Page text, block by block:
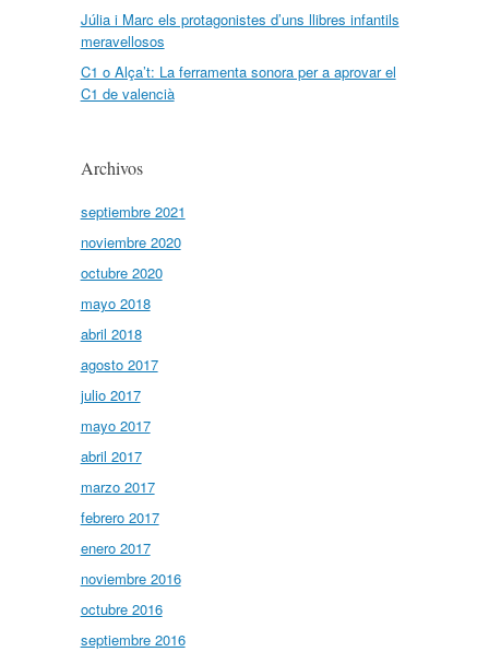
Júlia i Marc els protagonistes d’uns llibres infantils
meravellosos
C1 o Alça’t: La ferramenta sonora per a aprovar el
C1 de valencià
Archivos
septiembre 2021
noviembre 2020
octubre 2020
mayo 2018
abril 2018
agosto 2017
julio 2017
mayo 2017
abril 2017
marzo 2017
febrero 2017
enero 2017
noviembre 2016
octubre 2016
septiembre 2016